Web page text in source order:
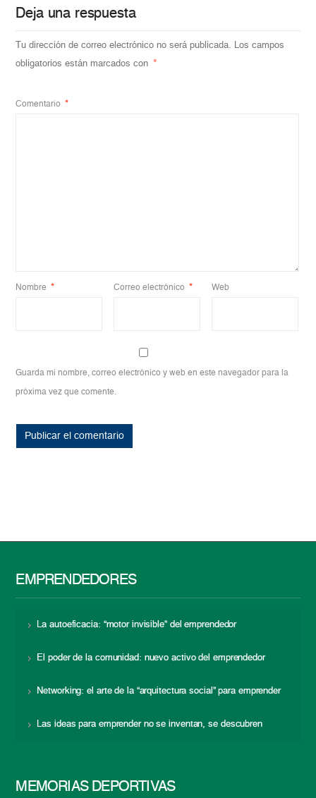
Deja una respuesta
Tu dirección de correo electrónico no será publicada. Los campos
obligatorios están marcados con *
Comentario *
Nombre * Correo electrónico * Web
Guarda mi nombre, correo electrónico y web en este navegador para la
próxima vez que comente.
EMPRENDEDORES
La autoeficacia: “motor invisible” del emprendedor
El poder de la comunidad: nuevo activo del emprendedor
Networking: el arte de la “arquitectura social” para emprender
Las ideas para emprender no se inventan, se descubren
MEMORIAS DEPORTIVAS